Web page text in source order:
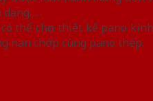
dạng….
thể chọn thiết kế pano
nan chớp cùng pano thép.